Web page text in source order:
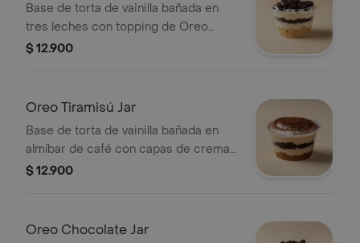
Base de torta de vainilla bañada en
tres leches con topping de Oreo
triturada.
$ 12.900
Oreo Tiramisú Jar
Base de torta de vainilla bañada en
almíbar de café con capas de crema
de tiramisú y Oreo.
$ 12.900
Oreo Chocolate Jar